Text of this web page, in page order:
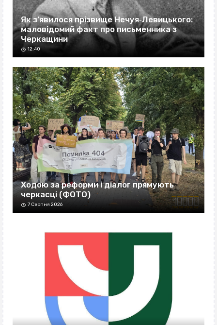
Як з’явилося прізвище Нечуя‐Левицького:
маловідомий факт про письменника з
Черкащини
12:40
Ходою за реформи і діалог прямують
черкасці (ФОТО)
7 Серпня 2026